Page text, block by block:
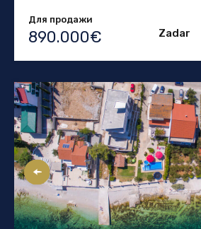
Для продажи
890.000€ Zadar